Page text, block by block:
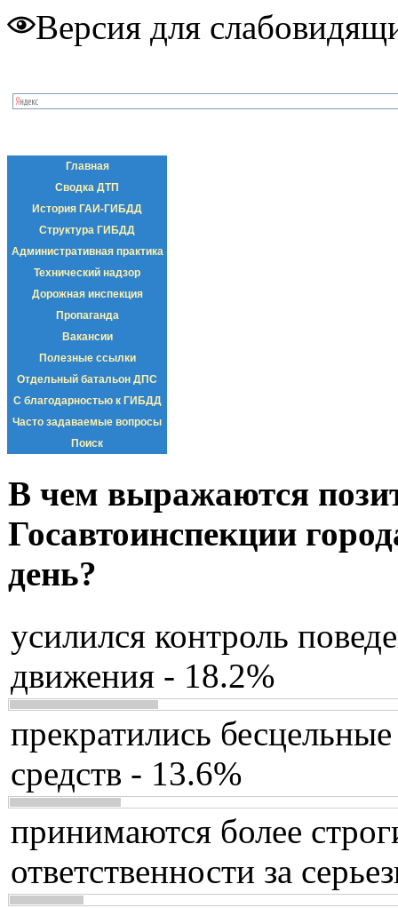
Версия для
Главная
Сводка ДТП
История ГАИ-ГИБДД
Структура ГИБДД
Административная практика
Технический надзор
Дорожная инспекция
Пропаганда
Вакансии
Полезные ссылки
Отдельный батальон ДПС
С благодарностью к ГИБДД
Часто задаваемые вопросы
Поиск
В чем выражаются
Госавтоинспекции
день?
усилился контроль
движения - 18.2%
прекратились
средств - 13.6%
принимаются более
ответственности за